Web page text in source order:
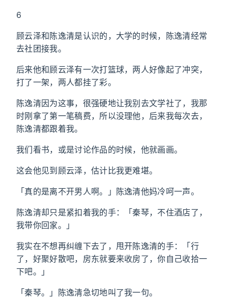
6
顾云泽和陈逸清是认识的，大学的时候，陈逸清经常
去社团接我。
后来他和顾云泽有一次打篮球，两人好像起了冲突，
打了一架，两人都挂了彩。
陈逸清因为这事，很强硬地让我别去文学社了，我那
时刚拿了第一笔稿费，所以没理他，后来我每次去，
陈逸清都跟着我。
我们看书，或是讨论作品的时候，他就画画。
这会他见到顾云泽，估计比我更难堪。
「真的是离不开男人啊。」陈逸清他妈冷呵一声。
陈逸清却只是紧扣着我的手：「秦琴，不住酒店了，
我带你回家。」
我实在不想再纠缠下去了，甩开陈逸清的手：「行
了，好聚好散吧，房东就要来收房了，你自己收拾一
下吧。」
「秦琴。」陈逸清急切地叫了我一句。